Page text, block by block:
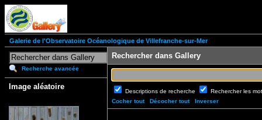
Galerie de l'Observatoire Océanologique de Villefranche-sur-Mer
Recherche avancée
Image aléatoire
Rechercher dans Gallery
Descriptions de recherche
Rechercher les
Cocher tout
Décocher tout Inverser